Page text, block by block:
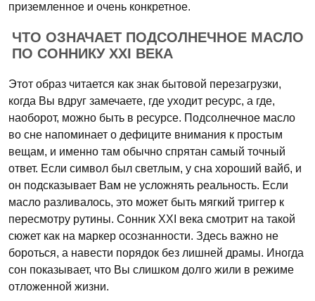
приземленное и очень конкретное.
ЧТО ОЗНАЧАЕТ ПОДСОЛНЕЧНОЕ МАСЛО
ПО СОННИКУ XXI ВЕКА
Этот образ читается как знак бытовой перезагрузки,
когда Вы вдруг замечаете, где уходит ресурс, а где,
наоборот, можно быть в ресурсе. Подсолнечное масло
во сне напоминает о дефиците внимания к простым
вещам, и именно там обычно спрятан самый точный
ответ. Если символ был светлым, у сна хороший вайб, и
он подсказывает Вам не усложнять реальность. Если
масло разливалось, это может быть мягкий триггер к
пересмотру рутины. Сонник XXI века смотрит на такой
сюжет как на маркер осознанности. Здесь важно не
бороться, а навести порядок без лишней драмы. Иногда
сон показывает, что Вы слишком долго жили в режиме
отложенной жизни.